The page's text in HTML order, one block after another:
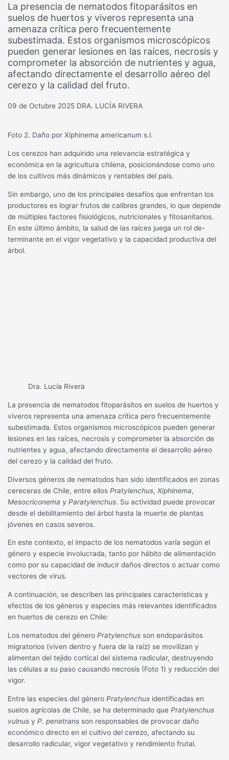
La presencia de nematodos fitoparásitos en
suelos de huertos y viveros representa una
amenaza crítica pero frecuentemente
subestimada. Estos organismos microscópicos
pueden generar lesiones en las raíces, necrosis y
comprometer la absorción de nutrientes y agua,
afectando directamente el desarrollo aéreo del
cerezo y la calidad del fruto.
09 de Octubre 2025 DRA. LUCÍA RIVERA
Foto 2. Daño por Xiphinema americanum s.l.
Los cerezos han adquirido una relevancia estratégica y
económica en la agricultura chilena, posicionándose como uno
de los cultivos más dinámicos y rentables del país.
Sin embargo, uno de los principales desafíos que enfrentan los
productores es lograr frutos de calibres grandes, lo que depende
de múltiples factores fisiológicos, nutricionales y fitosanitarios.
En este último ámbito, la salud de las raíces juega un rol de-
terminante en el vigor vegetativo y la capacidad productiva del
árbol.
Dra. Lucía Rivera
La presencia de nematodos fitoparásitos en suelos de huertos y
viveros representa una amenaza crítica pero frecuentemente
subestimada. Estos organismos microscópicos pueden generar
lesiones en las raíces, necrosis y comprometer la absorción de
nutrientes y agua, afectando directamente el desarrollo aéreo
del cerezo y la calidad del fruto.
Diversos géneros de nematodos han sido identificados en zonas
cereceras de Chile, entre ellosPratylenchus, Xiphinema,
Mesocriconema yParatylenchus. Su actividad puede provocar
desde el debilitamiento del árbol hasta la muerte de plantas
jóvenes en casos severos.
En este contexto, el impacto de los nematodos varía según el
género y especie involucrada, tanto por hábito de alimentación
como por su capacidad de inducir daños directos o actuar como
vectores de virus.
A continuación, se describen las principales características y
efectos de los géneros y especies más relevantes identificados
en huertos de cerezo en Chile:
Los nematodos del géneroPratylenchus son endoparásitos
migratorios (viven dentro y fuera de la raíz) se movilizan y
alimentan del tejido cortical del sistema radicular, destruyendo
las células a su paso causando necrosis (Foto 1) y reducción del
vigor.
Entre las especies del géneroPratylenchus identificadas en
suelos agrícolas de Chile, se ha determinado quePratylenchus
vulnus yP. penetrans son responsables de provocar daño
económico directo en el cultivo del cerezo, afectando su
desarrollo radicular, vigor vegetativo y rendimiento frutal.